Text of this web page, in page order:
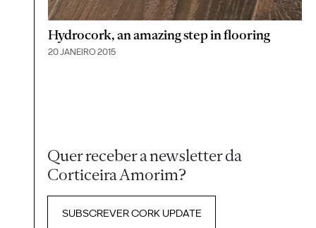
Hydrocork, an amazing step in flooring
20 JANEIRO 2015
Quer receber a newsletter da
Corticeira Amorim?
SUBSCREVER CORK UPDATE